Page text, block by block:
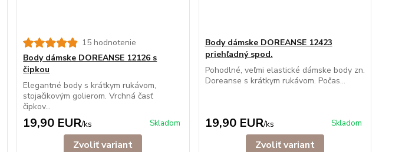
15 hodnotenie
Body dámske DOREANSE 12126 s
čipkou
Elegantné body s krátkym rukávom,
stojačikovým golierom. Vrchná časť
čipkov...
19,90 EUR/ks Skladom
Zvoliť variant
Body dámske DOREANSE 12423
priehľadný spod.
Pohodlné, veľmi elastické dámske body zn.
Doreanse s krátkym rukávom. Počas...
19,90 EUR/ks Skladom
Zvoliť variant